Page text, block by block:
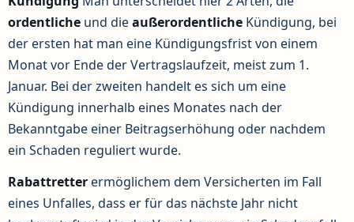
ordentliche und dieaußerordentliche Kündigung, bei
der ersten hat man eine Kündigungsfrist von einem
Monat vor Ende der Vertragslaufzeit, meist zum 1.
Januar. Bei der zweiten handelt es sich um eine
Kündigung innerhalb eines Monates nach der
Bekanntgabe einer Beitragserhöhung oder nachdem
ein Schaden reguliert wurde.
Rabattretterermöglichem dem Versicherten im Fall
eines Unfalles, dass er für das nächste Jahr nicht